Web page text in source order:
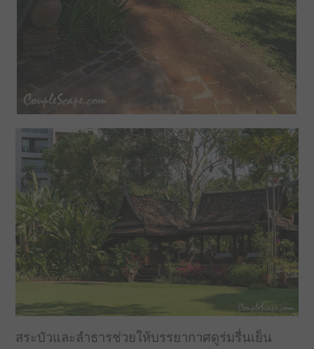
สระบัวและลำธารช่วยให้บรรยากาศดูร่มรื่นเย็น